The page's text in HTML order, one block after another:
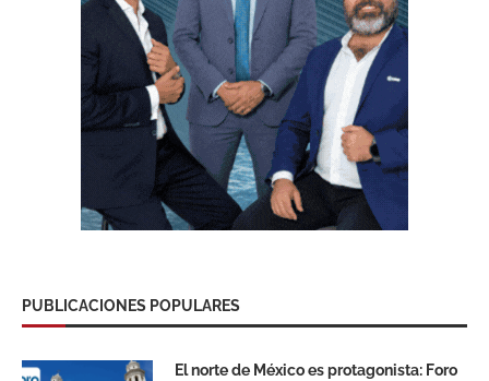
PUBLICACIONES POPULARES
El norte de México es protagonista: Foro